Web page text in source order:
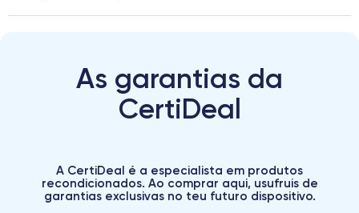
As garantias da
CertiDeal
A CertiDeal é a especialista em produtos
recondicionados. Ao comprar aqui, usufruis de
garantias exclusivas no teu futuro dispositivo.